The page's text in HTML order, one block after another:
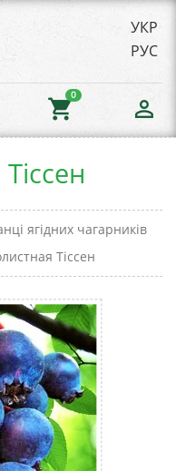
УКР
РУС
shopping_cart
0
person_outline
ягідних чагарників
Тіссен